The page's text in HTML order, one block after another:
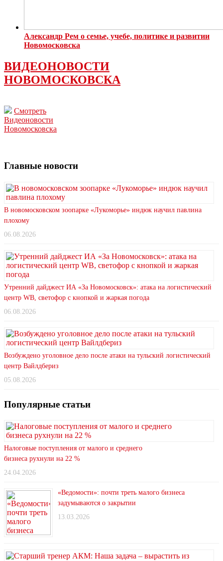
Александр Рем о семье, учебе, политике и развитии
Новомосковска
ВИДЕОНОВОСТИ
НОВОМОСКОВСКА
Смотреть
Видеоновости
Новомосковска
Главные новости
В новомосковском зоопарке «Лукоморье» индюк научил павлина
плохому
06.08.2026
Утренний дайджест ИА «За Новомосковск»: атака на логистический
центр WB, светофор с кнопкой и жаркая погода
06.08.2026
Возбуждено уголовное дело после атаки на тульский логистический
центр Вайлдбериз
05.08.2026
Популярные статьи
Налоговые поступления от малого и среднего
бизнеса рухнули на 22 %
24.04.2026
«Ведомости»: почти треть малого бизнеса
задумываются о закрытии
13.03.2026